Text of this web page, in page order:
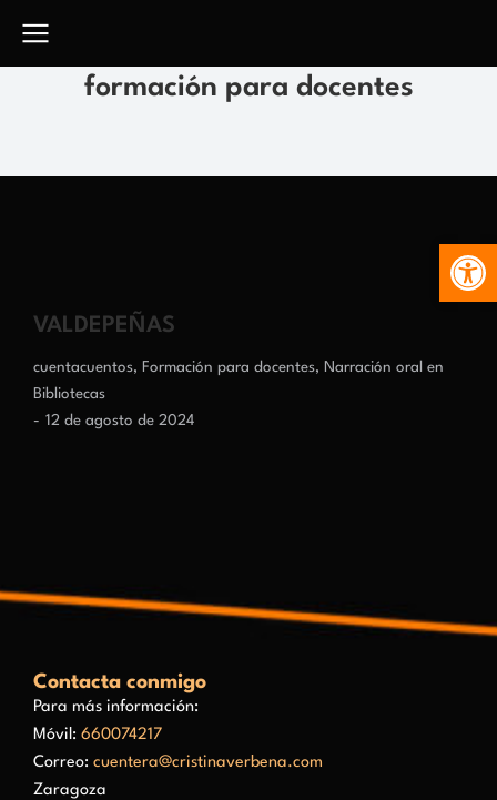
formación para docentes
VALDEPEÑAS
cuentacuentos, Formación para docentes, Narración oral en
Bibliotecas
12 de agosto de 2024
Contacta conmigo
Para más información:
Móvil: 660074217
Correo: cuentera@cristinaverbena.com
Zaragoza